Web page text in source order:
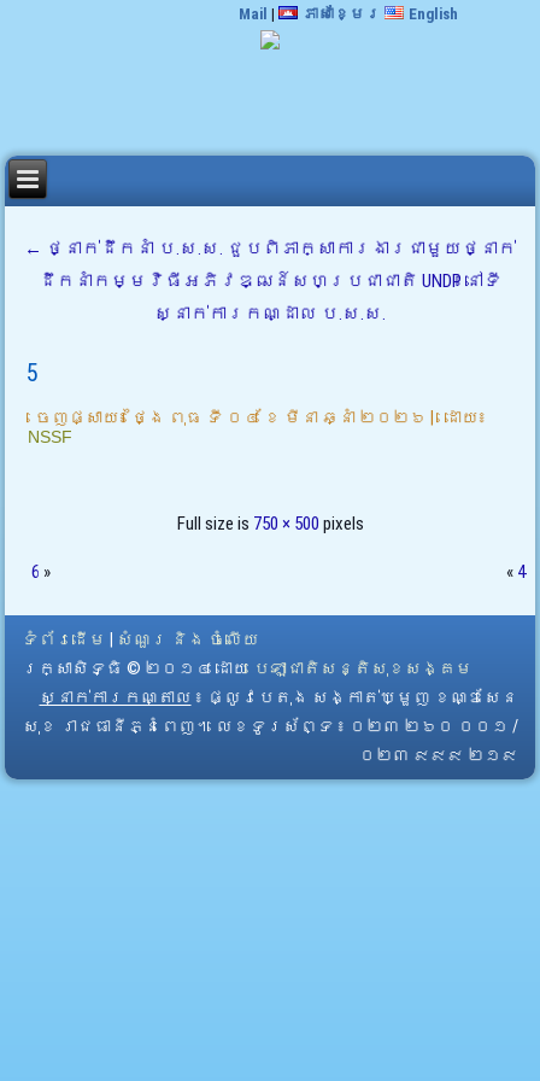
Mail | ភាសាខ្មែរ English
← ថ្នាក់ដឹកនាំ ប.ស.ស. ជួបពិភាក្សាការងារជាមួយថ្នាក់
ដឹកនាំកម្មវិធីអភិវឌ្ឍន៍សហប្រជាជាតិ UNDP នៅទី
ស្នាក់ការកណ្ដាល ប.ស.ស.
5
ចេញផ្សាយ៖ ថ្ងៃ ពុធ ទី ០៤ ខែ មីនា ឆ្នាំ ២០២៦ | ដោយ៖
NSSF
Full size is 750 × 500 pixels
6 » « 4
ទំព័រដើម
សំណួរ និង ចំលើយ
រក្សាសិទ្ធិ © ២០១៤ ដោយ​ បេឡាជាតិសន្តិសុខសង្គម
ស្នាក់ការកណ្តាល ៖ ផ្លូវបេតុង សង្កាត់ឃ្មួញ ខណ្ឌសែន
សុខ រាជធានីភ្នំពេញ។ លេខទូរស័ព្ទ ៖ ០២៣ ២៦០ ០០១ /
០២៣ ៩៩៩ ២១៩